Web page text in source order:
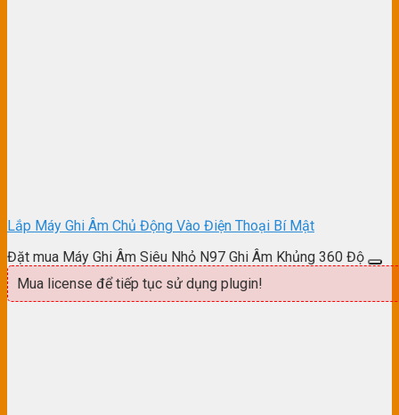
Lắp Máy Ghi Âm Chủ Động Vào Điện Thoại Bí Mật
Đặt mua Máy Ghi Âm Siêu Nhỏ N97 Ghi Âm Khủng 360 Độ
Mua license để tiếp tục sử dụng plugin!